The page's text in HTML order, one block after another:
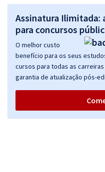
Assinatura Ilimitada:
para concursos
O melhor custo
benefício para os seus
cursos para todas as
garantia de atualização pós-